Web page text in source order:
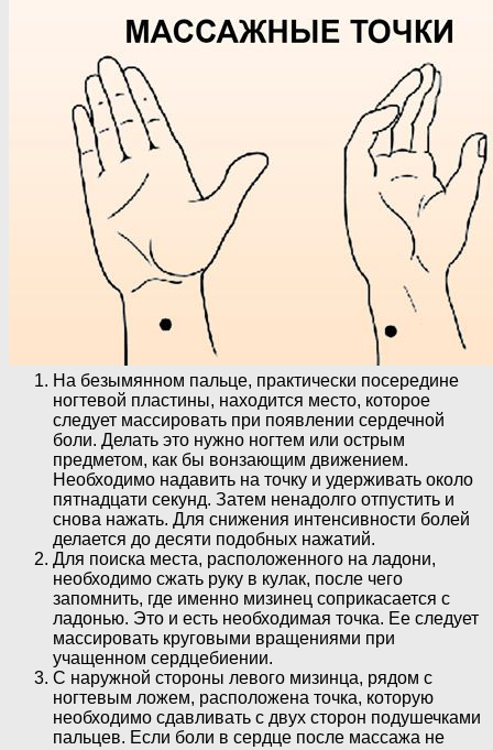
На безымянном пальце, практически посередине
ногтевой пластины, находится место, которое
следует массировать при появлении сердечной
боли. Делать это нужно ногтем или острым
предметом, как бы вонзающим движением.
Необходимо надавить на точку и удерживать около
пятнадцати секунд. Затем ненадолго отпустить и
снова нажать. Для снижения интенсивности болей
делается до десяти подобных нажатий.
Для поиска места, расположенного на ладони,
необходимо сжать руку в кулак, после чего
запомнить, где именно мизинец соприкасается с
ладонью. Это и есть необходимая точка. Ее следует
массировать круговыми вращениями при
учащенном сердцебиении.
С наружной стороны левого мизинца, рядом с
ногтевым ложем, расположена точка, которую
необходимо сдавливать с двух сторон подушечками
пальцев. Если боли в сердце после массажа не